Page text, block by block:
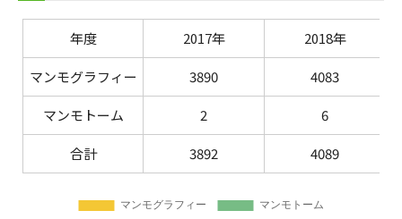
年度 2017年 2018年
マンモグラフィー 3890 4083
マンモトーム 2 6
合計 3892 4089